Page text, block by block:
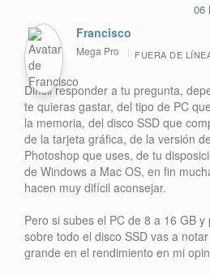
06
Francisco
Mega Pro FUERA DE
Difícil responder a tu pregunta,
te quieras gastar, del tipo de PC
la memoria, del disco SSD que
de la tarjeta gráfica, de la versión
Photoshop que uses, de tu
de Windows a Mac OS, en fin
hacen muy difícil aconsejar.
Pero si subes el PC de 8 a 16 GB y
sobre todo el disco SSD vas a
grande en el rendimiento en mi